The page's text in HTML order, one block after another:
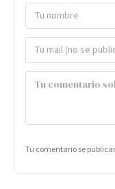
Tu comentario se